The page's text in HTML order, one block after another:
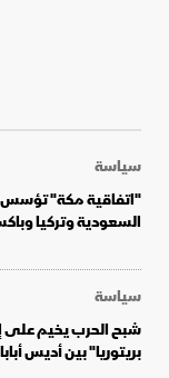
سياسة
"اتفاقية مكة"
السعودية وتركيا
سياسة
شبح الحرب يخيم على
بريتوريا" بين أديس